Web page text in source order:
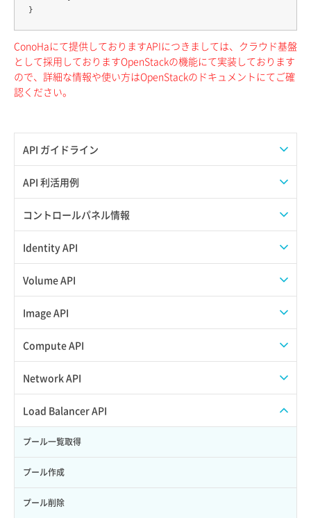
API ガイドライン
APIのご利用について
API 利活用例
APIでAPIサブユーザーを作成する
APIでVPSにISOイメージを挿入する
APIでVPSを作成する
コントロールパネル情報
APIユーザーを作成する
API情報を確認する
Identity API
Credential一覧取得
Credential作成
Credential削除
サブユーザーにロールを紐づけ
サブユーザー一覧取得
サブユーザー作成
Volume API
スナップショット一覧取得
スナップショット作成
スナップショット削除
Image API
ISOイメージアップロード
ISOイメージ作成
イメージ一覧取得
イメージ保存使用量取得
イメージ保存容量取得
イメージ保存容量変更
Compute API
ISOイメージ挿入/排出
SSHキーペア一覧取得
SSHキーペア作成
SSHキーペア削除
SSHキーペア詳細取得
Network API
QoSポリシー一覧取得
QoSポリシー詳細取得
サブネット一覧取得
サブネット作成（ローカルネットワーク用）
Load Balancer API
プール一覧取得
プール作成
プール削除
ConoHaにて提供しておりますAPIにつきましては、クラウド基盤
として採用しておりますOpenStackの機能にて実装しております
ので、詳細な情報や使い方はOpenStackのドキュメントにてご確
認ください。